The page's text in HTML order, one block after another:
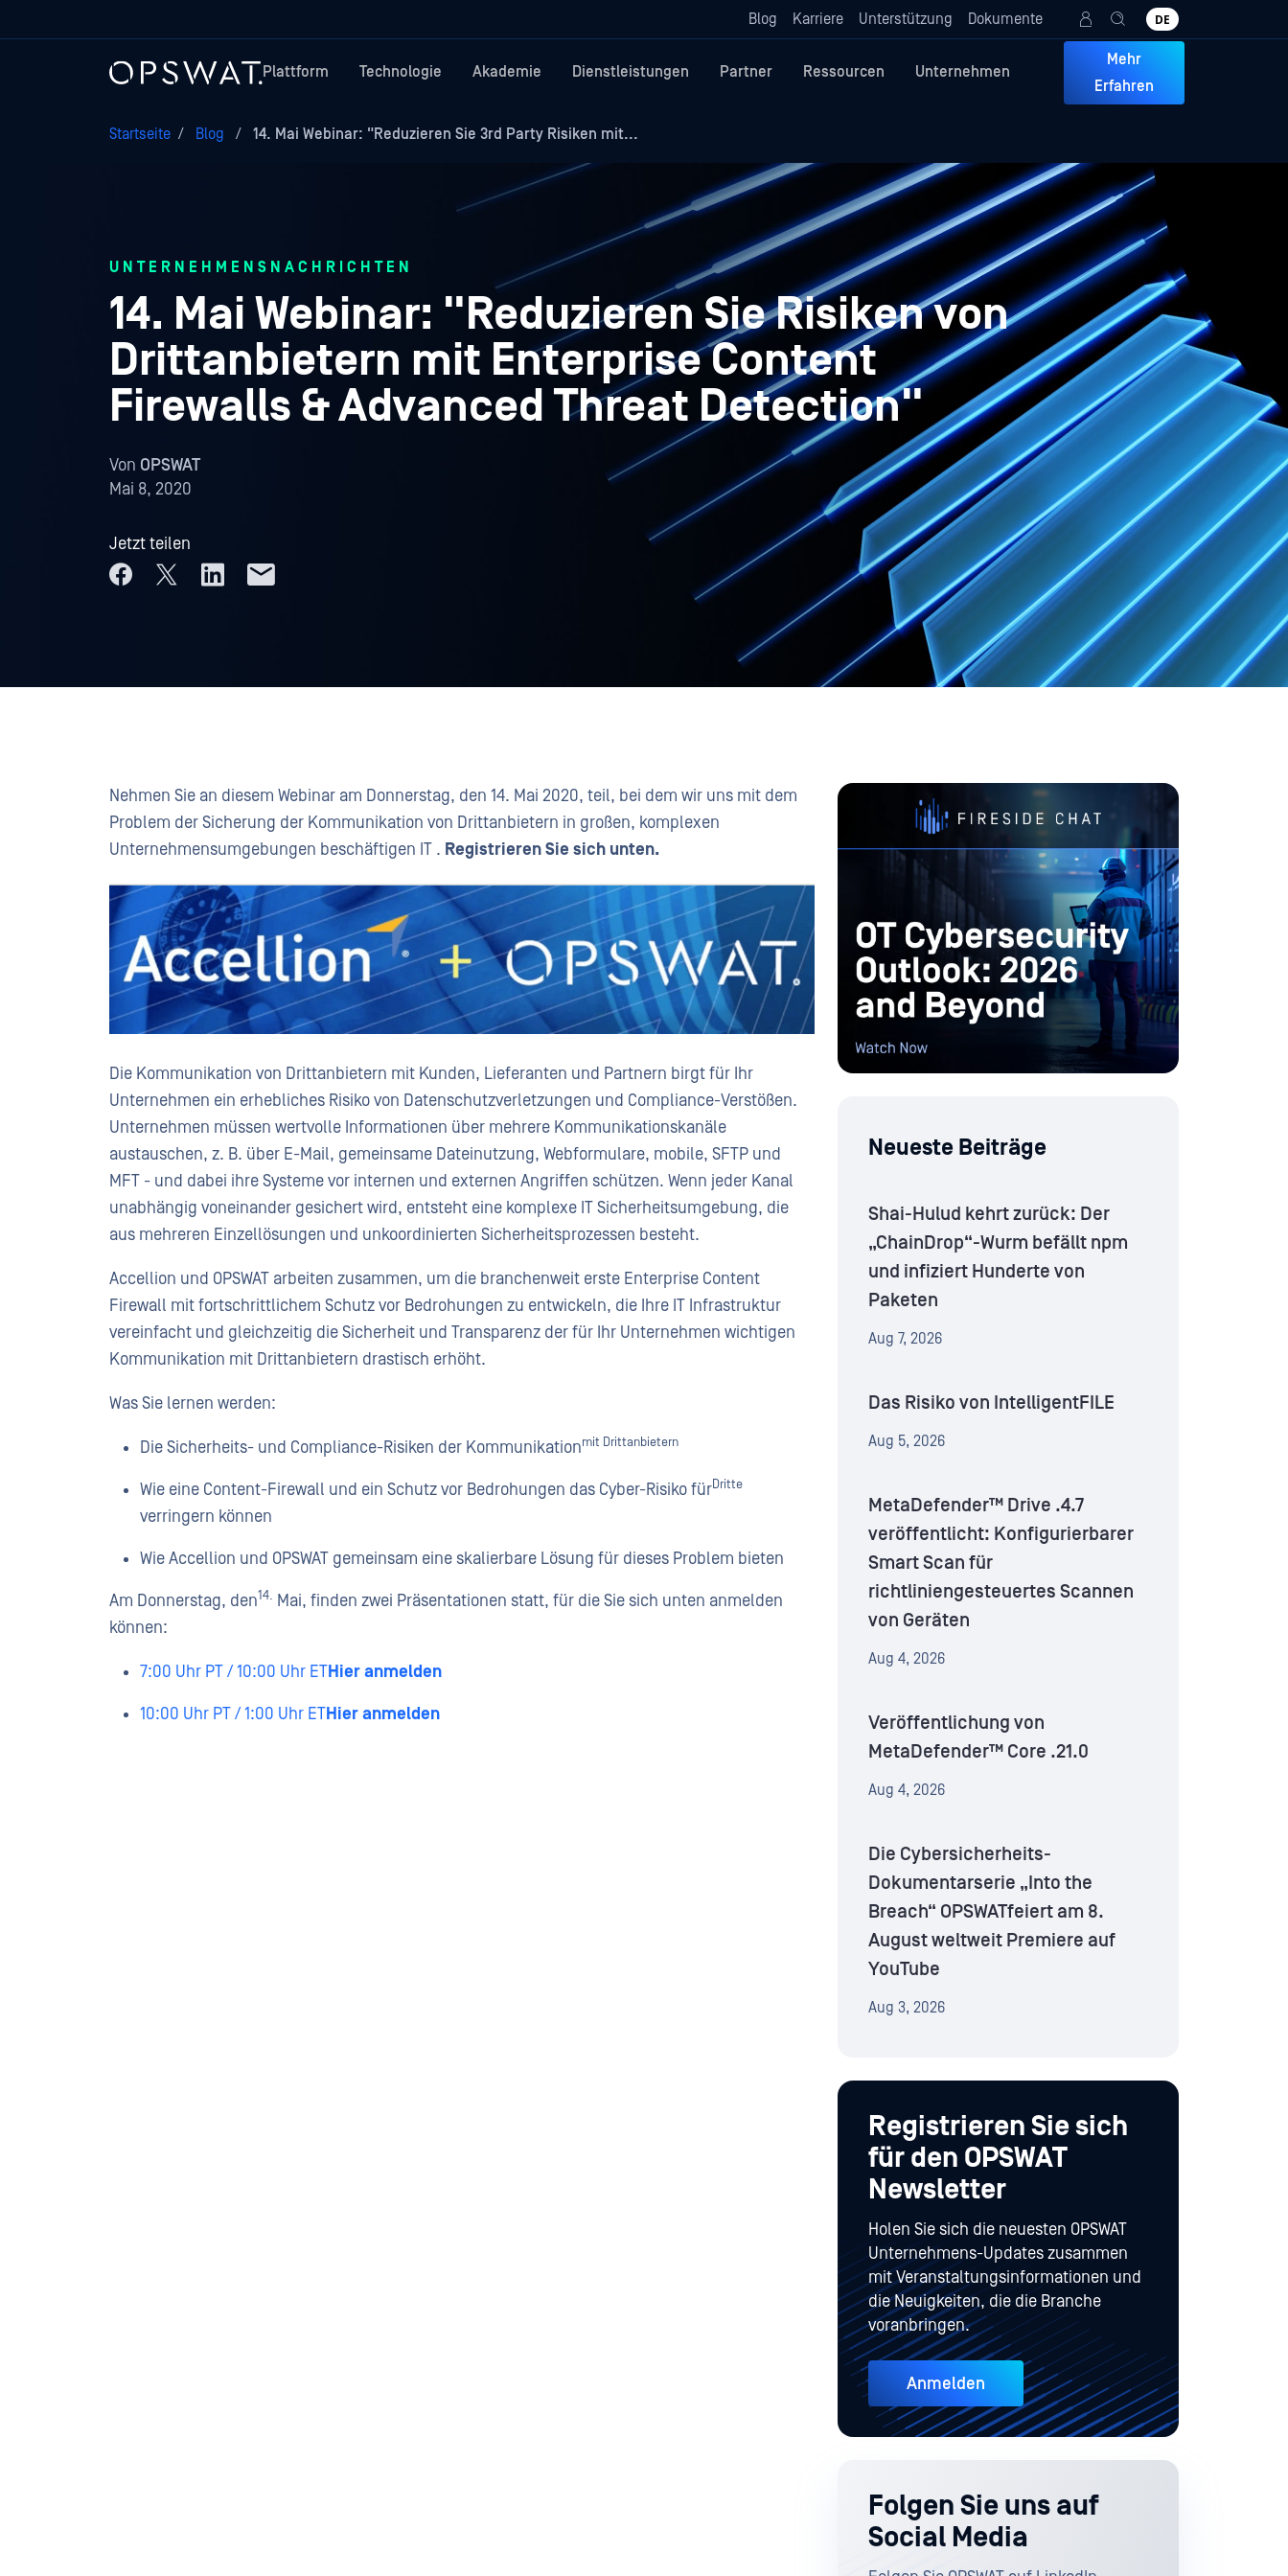
Blog Karriere Unterstützung Dokumente DE
Plattform Technologie Akademie Dienstleistungen Partner Ressourcen Unternehmen
Mehr
Erfahren
Startseite / Blog / 14. Mai Webinar: "Reduzieren Sie 3rd Party Risiken mit...
UNTERNEHMENSNACHRICHTEN
14. Mai Webinar: "Reduzieren Sie Risiken von
Drittanbietern mit Enterprise Content
Firewalls & Advanced Threat Detection"
Von OPSWAT
Mai 8, 2020
Jetzt teilen
Nehmen Sie an diesem Webinar am Donnerstag, den 14. Mai 2020, teil, bei dem wir uns mit dem
Problem der Sicherung der Kommunikation von Drittanbietern in großen, komplexen
Unternehmensumgebungen beschäftigen IT . Registrieren Sie sich unten.
Die Kommunikation von Drittanbietern mit Kunden, Lieferanten und Partnern birgt für Ihr
Unternehmen ein erhebliches Risiko von Datenschutzverletzungen und Compliance-Verstößen.
Unternehmen müssen wertvolle Informationen über mehrere Kommunikationskanäle
austauschen, z. B. über E-Mail, gemeinsame Dateinutzung, Webformulare, mobile, SFTP und
MFT - und dabei ihre Systeme vor internen und externen Angriffen schützen. Wenn jeder Kanal
unabhängig voneinander gesichert wird, entsteht eine komplexe IT Sicherheitsumgebung, die
aus mehreren Einzellösungen und unkoordinierten Sicherheitsprozessen besteht.
Accellion und OPSWAT arbeiten zusammen, um die branchenweit erste Enterprise Content
Firewall mit fortschrittlichem Schutz vor Bedrohungen zu entwickeln, die Ihre IT Infrastruktur
vereinfacht und gleichzeitig die Sicherheit und Transparenz der für Ihr Unternehmen wichtigen
Kommunikation mit Drittanbietern drastisch erhöht.
Was Sie lernen werden:
Die Sicherheits- und Compliance-Risiken der Kommunikationmit Drittanbietern
Wie eine Content-Firewall und ein Schutz vor Bedrohungen das Cyber-Risiko fürDritte
verringern können
Wie Accellion und OPSWAT gemeinsam eine skalierbare Lösung für dieses Problem bieten
Am Donnerstag, den14. Mai, finden zwei Präsentationen statt, für die Sie sich unten anmelden
können:
7:00 Uhr PT / 10:00 Uhr ETHier anmelden
10:00 Uhr PT / 1:00 Uhr ETHier anmelden
Neueste Beiträge
Shai-Hulud kehrt zurück: Der
„ChainDrop“-Wurm befällt npm
und infiziert Hunderte von
Paketen
Aug 7, 2026
Das Risiko von IntelligentFILE
Aug 5, 2026
MetaDefender™ Drive .4.7
veröffentlicht: Konfigurierbarer
Smart Scan für
richtliniengesteuertes Scannen
von Geräten
Aug 4, 2026
Veröffentlichung von
MetaDefender™ Core .21.0
Aug 4, 2026
Die Cybersicherheits-
Dokumentarserie „Into the
Breach“ OPSWATfeiert am 8.
August weltweit Premiere auf
YouTube
Aug 3, 2026
Registrieren Sie sich
für den OPSWAT
Newsletter
Holen Sie sich die neuesten OPSWAT
Unternehmens-Updates zusammen
mit Veranstaltungsinformationen und
die Neuigkeiten, die die Branche
voranbringen.
Anmelden
Folgen Sie uns auf
Social Media